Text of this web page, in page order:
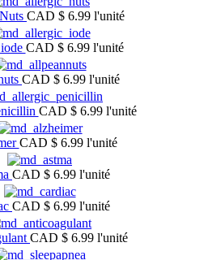
CAD $ 6.99 l'unité
CAD $ 6.99 l'unité
CAD $ 6.99 l'unité
CAD $ 6.99 l'unité
CAD $ 6.99 l'unité
CAD $ 6.99 l'unité
CAD $ 6.99 l'unité
CAD $ 6.99 l'unité